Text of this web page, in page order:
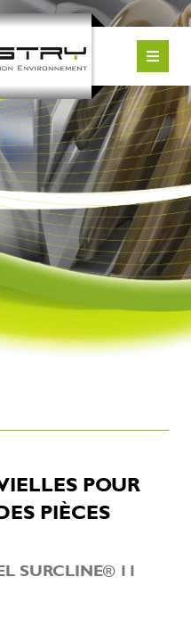
POUR
PIÈCES
SURCLINE®11